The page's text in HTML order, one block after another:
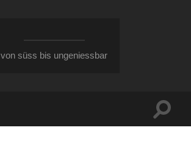
von süss bis ungeniessbar